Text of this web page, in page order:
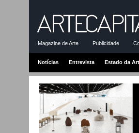
Magazine de Arte Publicidade
Notícias Entrevista Estado da